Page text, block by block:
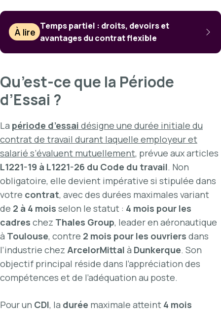
À lire
Temps partiel : droits, devoirs et
avantages du contrat flexible
Qu’est-ce que la Période
d’Essai ?
La période d’essai désigne une durée initiale du
contrat de travail durant laquelle employeur et
salarié s’évaluent mutuellement, prévue aux articles
L1221-19 à L1221-26 du Code du travail. Non
obligatoire, elle devient impérative si stipulée dans
votre contrat, avec des durées maximales variant
de 2 à 4 mois selon le statut : 4 mois pour les
cadres chez Thales Group, leader en aéronautique
à Toulouse, contre 2 mois pour les ouvriers dans
l’industrie chez ArcelorMittal à Dunkerque. Son
objectif principal réside dans l’appréciation des
compétences et de l’adéquation au poste.
Pour un CDI, la durée maximale atteint 4 mois